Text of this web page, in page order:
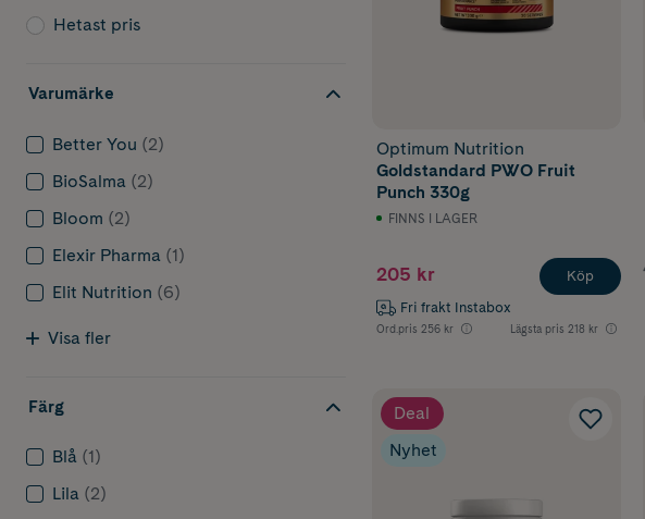
Hetast pris
Varumärke
Better You (2)
BioSalma (2)
Bloom (2)
Elexir Pharma (1)
Elit Nutrition (6)
Visa fler
Färg
Blå (1)
Lila (2)
Optimum Nutrition
Goldstandard PWO Fruit
Punch 330g
FINNS I LAGER
205 kr
Fri frakt Instabox
Ord.pris 256 kr Lägsta pris 218 kr
Köp
Deal
Nyhet